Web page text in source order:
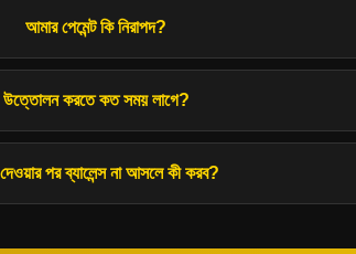
আমার পেমেন্ট কি নিরাপদ?
উত্তোলন করতে কত সময় লাগে?
পর ব্যালেন্স না আসলে কী করব?